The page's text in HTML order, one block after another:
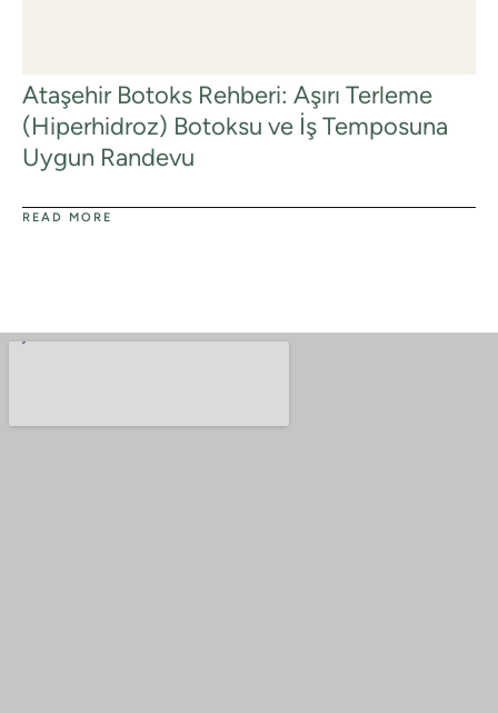
Randevu
READ MORE
Bağdat Caddesi Botoks Uygulamaları |
Op. Dr. Mert Demirel – Caddebostan
Ataşehir Botoks Rehberi: Aşırı Terleme
(Hiperhidroz) Botoksu ve İş Temposuna
Uygun Randevu
READ MORE